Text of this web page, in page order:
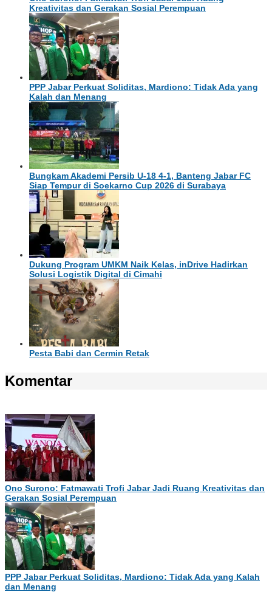
Kreativitas dan Gerakan Sosial Perempuan
PPP Jabar Perkuat Soliditas, Mardiono: Tidak Ada yang
Kalah dan Menang
Bungkam Akademi Persib U-18 4-1, Banteng Jabar FC
Siap Tempur di Soekarno Cup 2026 di Surabaya
Dukung Program UMKM Naik Kelas, inDrive Hadirkan
Solusi Logistik Digital di Cimahi
Pesta Babi dan Cermin Retak
Komentar
Ono Surono: Fatmawati Trofi Jabar Jadi Ruang Kreativitas dan
Gerakan Sosial Perempuan
PPP Jabar Perkuat Soliditas, Mardiono: Tidak Ada yang Kalah
dan Menang